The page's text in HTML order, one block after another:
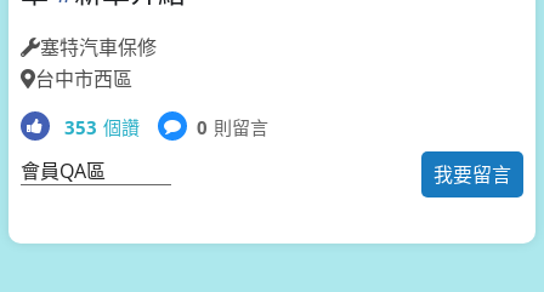
塞特汽車保修
台中市西區
353 個讚 0 則留言
我要留言
會員QA區